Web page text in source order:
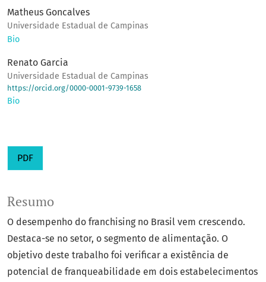
Matheus Goncalves
Universidade Estadual de Campinas
Bio
Renato Garcia
Universidade Estadual de Campinas
https://orcid.org/0000-0001-9739-1658
Bio
PDF
Resumo
O desempenho do franchising no Brasil vem crescendo.
Destaca-se no setor, o segmento de alimentação. O
objetivo deste trabalho foi verificar a existência de
potencial de franqueabilidade em dois estabelecimentos